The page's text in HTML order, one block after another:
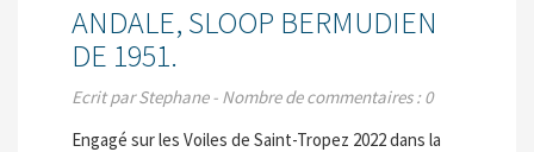
ANDALE, SLOOP BERMUDIEN
DE 1951.
Ecrit par Stephane - Nombre de commentaires : 0
Engagé sur les Voiles de Saint-Tropez 2022 dans la